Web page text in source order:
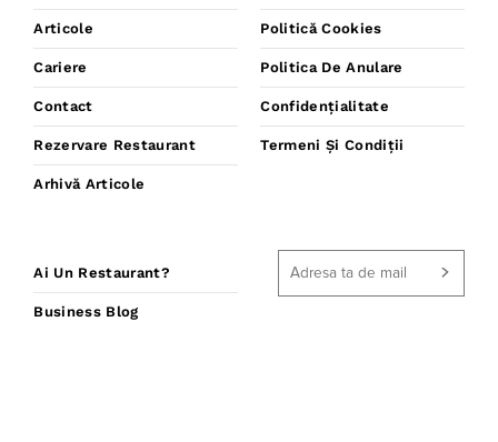
Articole
Cariere
Contact
Rezervare Restaurant
Arhivă Articole
Politică Cookies
Politica De Anulare
Confidențialitate
Termeni Și Condiții
Ai Un Restaurant?
Business Blog